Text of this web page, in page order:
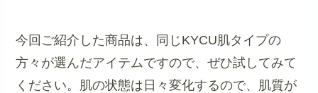
今回ご紹介した商品は、同じKYCU肌タイプの
方々が選んだアイテムですので、ぜひ試してみて
ください。肌の状態は日々変化するので、肌質が